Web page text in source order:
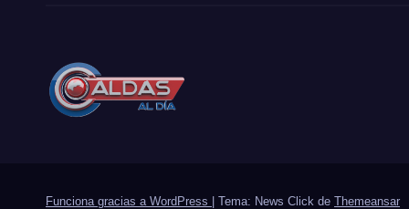
Funciona gracias a WordPress Tema: News Click de Themeansar